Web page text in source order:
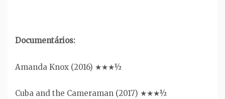
Documentários:
Amanda Knox (2016) ★★★½
Cuba and the Cameraman (2017) ★★★½